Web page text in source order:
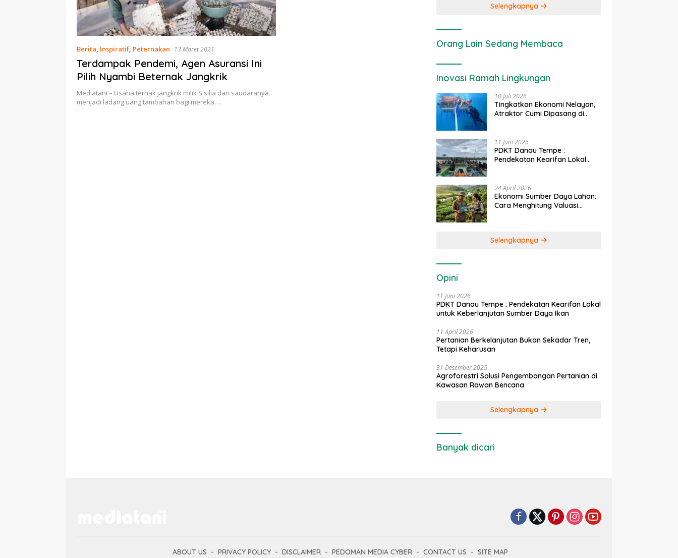
Berita, Inspiratif, Peternakan 13 Maret 2021
Terdampak Pendemi, Agen Asuransi Ini
Pilih Nyambi Beternak Jangkrik
Mediatani – Usaha ternak jangkrik milik Sisilia dan saudaranya
menjadi ladang uang tambahan bagi mereka….
Selengkapnya
Orang Lain Sedang Membaca
Inovasi Ramah Lingkungan
10 Juli 2026
Tingkatkan Ekonomi Nelayan,
Atraktor Cumi Dipasang di
11 Juni 2026
PDKT Danau Tempe :
Pendekatan Kearifan Lokal
24 April 2026
Ekonomi Sumber Daya Lahan:
Cara Menghitung Valuasi
Selengkapnya
Opini
11 Juni 2026
PDKT Danau Tempe : Pendekatan Kearifan Lokal
untuk Keberlanjutan Sumber Daya Ikan
11 April 2026
Pertanian Berkelanjutan Bukan Sekadar Tren,
Tetapi Keharusan
31 Desember 2025
Agroforestri Solusi Pengembangan Pertanian di
Kawasan Rawan Bencana
Selengkapnya
Banyak dicari
ABOUT US PRIVACY POLICY DISCLAIMER PEDOMAN MEDIA CYBER CONTACT US SITE MAP